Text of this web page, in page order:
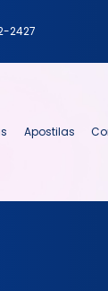
2427
Apostilas